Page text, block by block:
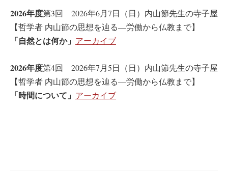
2026年度第3回 2026年6月7日（日）内山節先生の寺子屋
【哲学者 内山節の思想を辿る—労働から仏教まで】
「自然とは何か」 アーカイブ
2026年度第4回 2026年7月5日（日）内山節先生の寺子屋
【哲学者 内山節の思想を辿る—労働から仏教まで】
「時間について 」 アーカイブ